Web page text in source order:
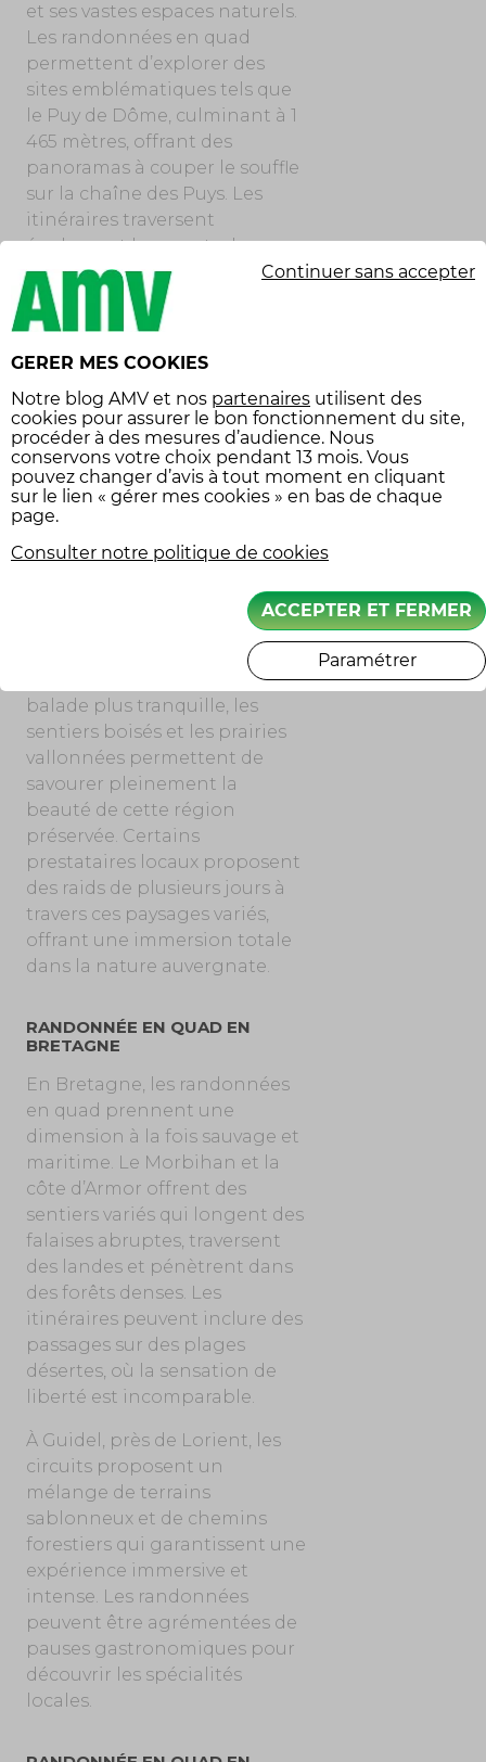
et ses vastes espaces naturels.
Les randonnées en quad
permettent d’explorer des
sites emblématiques tels que
le Puy de Dôme, culminant à 1
465 mètres, offrant des
panoramas à couper le souffle
sur la chaîne des Puys. Les
itinéraires traversent
également les monts du
Cantal et sillonnent le Puy
Mary, plus grand volcan
d’Europe qui s’élève à 1 787
Les plateaux du Cézallier, les
gorges de l’Allier et les gorges
de la Dordogne côté Cantal
sont également des terrains
propices aux excursions en
quad, mêlant chemins
escarpés et passages de
apprécieront s’aventurer sur
ces parcours plus techniques.
Pour ceux qui préfèrent une
balade plus tranquille, les
sentiers boisés et les prairies
vallonnées permettent de
savourer pleinement la
beauté de cette région
préservée. Certains
prestataires locaux proposent
des raids de plusieurs jours à
travers ces paysages variés,
offrant une immersion totale
dans la nature auvergnate.
RANDONNÉE EN QUAD EN
BRETAGNE
En Bretagne, les randonnées
en quad prennent une
dimension à la fois sauvage et
maritime. Le Morbihan et la
côte d’Armor offrent des
sentiers variés qui longent des
falaises abruptes, traversent
des landes et pénètrent dans
des forêts denses. Les
itinéraires peuvent inclure des
passages sur des plages
désertes, où la sensation de
liberté est incomparable.
À Guidel, près de Lorient, les
circuits proposent un
mélange de terrains
sablonneux et de chemins
forestiers qui garantissent une
expérience immersive et
intense. Les randonnées
peuvent être agrémentées de
pauses gastronomiques pour
découvrir les spécialités
locales.
GERER MES COOKIES
Notre blog AMV et nos partenaires utilisent des
cookies pour assurer le bon fonctionnement du site,
procéder à des mesures d’audience. Nous
conservons votre choix pendant 13 mois. Vous
pouvez changer d’avis à tout moment en cliquant
sur le lien « gérer mes cookies » en bas de chaque
page.
Consulter notre politique de cookies
Continuer sans accepter
ACCEPTER ET FERMER
Paramétrer